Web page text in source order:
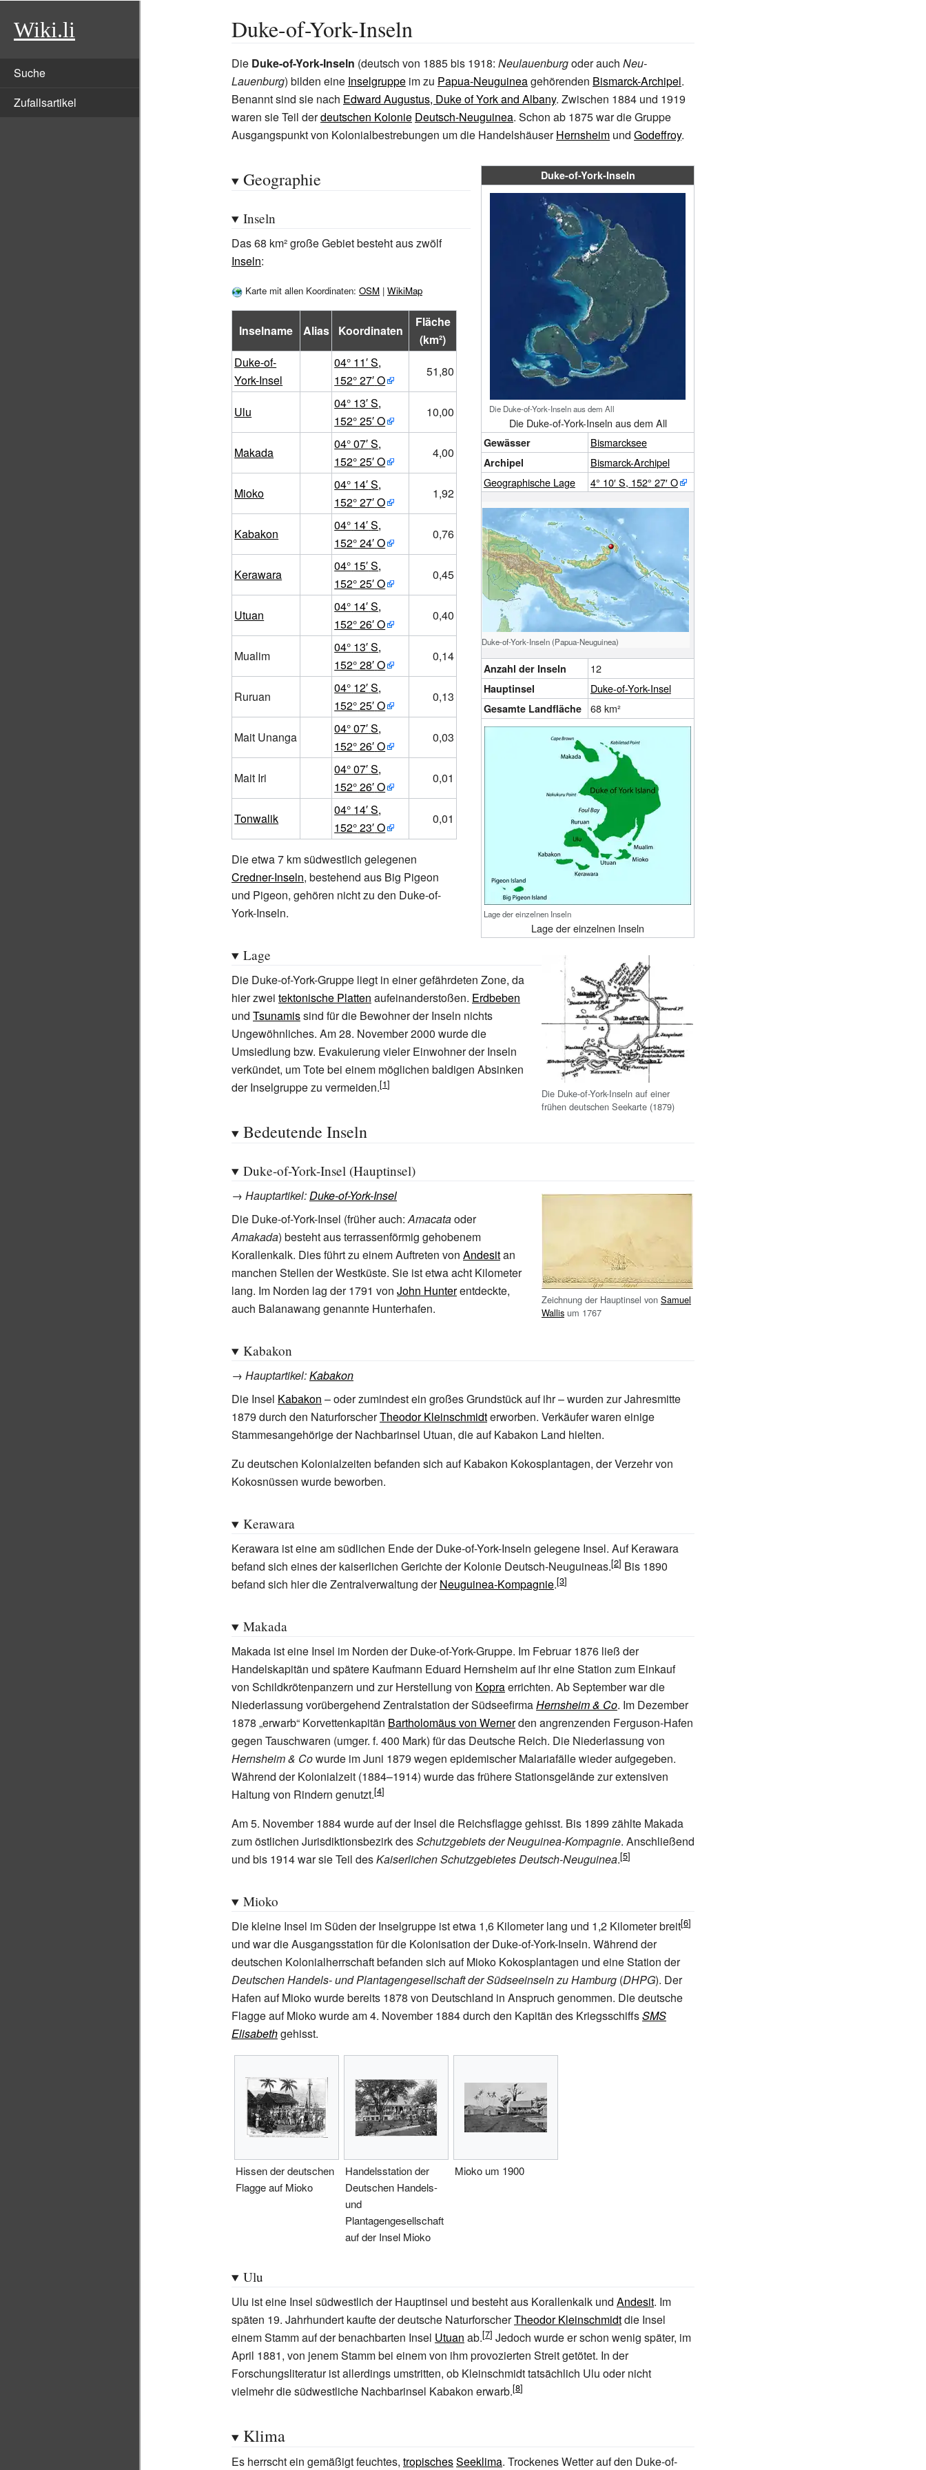
Wiki.li
Suche
Zufallsartikel
Duke-of-York-Inseln
Die Duke-of-York-Inseln (deutsch von 1885 bis 1918: Neulauenburgoder auch Neu-
Lauenburg) bilden eine Inselgruppe im zu Papua-Neuguineagehörenden Bismarck-Archipel.
Benannt sind sie nach Edward Augustus, Duke of York and Albany. Zwischen 1884 und 1919
waren sie Teil derdeutschen Kolonie Deutsch-Neuguinea. Schon ab 1875 war die Gruppe
Ausgangspunkt von Kolonialbestrebungen um die HandelshäuserHernsheim und Godeffroy.
Duke-of-York-Inseln
Die Duke-of-York-Inseln aus dem All
Die Duke-of-York-Inseln aus dem All
Gewässer Bismarcksee
Archipel
Bismarck-Archipel
Geographische Lage 4° 10′S, 152° 27′O
Duke-of-York-Inseln (Papua-Neuguinea)
Anzahl der Inseln 12
Hauptinsel Duke-of-York-Insel
Gesamte Landfläche 68km²
Lage der einzelnen Inseln
Lage der einzelnen Inseln
Geographie
Inseln
Die Duke-of-York-Inseln auf einer
frühen deutschen Seekarte (1879)
Das 68 km² große Gebiet besteht aus zwölf
Inseln:
Karte mit allen Koordinaten: OSM | WikiMap
Inselname Alias Koordinaten
Fläche
(km²)
Duke-of-
York-Insel
04° 11′S,
152°27′O
51,80
Ulu
04° 13′S,
152°25′O
10,00
Makada
04°07′S,
152°25′O
4,00
Mioko
04° 14′S,
152°27′O
1,92
Kabakon
04° 14′S,
152°24′O
0,76
Kerawara
04° 15′S,
152°25′O
0,45
Utuan
04° 14′S,
152°26′O
0,40
Mualim
04° 13′S,
152°28′O
0,14
Ruruan
04° 12′S,
152°25′O
0,13
Mait Unanga
04°07′S,
152°26′O
0,03
Mait Iri
04°07′S,
152°26′O
0,01
Tonwalik
04° 14′S,
152°23′O
0,01
Die etwa 7 km südwestlich gelegenen
Credner-Inseln, bestehend aus Big Pigeon
und Pigeon, gehören nicht zu den Duke-of-
York-Inseln.
Lage
Die Duke-of-York-Gruppe liegt in einer gefährdeten Zone, da
hier zwei tektonische Platten aufeinanderstoßen. Erdbeben
und Tsunamissind für die Bewohner der Inseln nichts
Ungewöhnliches. Am 28. November 2000 wurde die
Umsiedlung bzw. Evakuierung vieler Einwohner der Inseln
verkündet, um Tote bei einem möglichen baldigen Absinken
der Inselgruppe zu vermeiden.
Bedeutende Inseln
Duke-of-York-Insel (Hauptinsel)
Zeichnung der Hauptinsel von Samuel
Wallis um 1767
→ Hauptartikel:Duke-of-York-Insel
Die Duke-of-York-Insel (früher auch:Amacataoder
Amakada) besteht aus terrassenförmig gehobenem
Korallenkalk. Dies führt zu einem Auftreten von Andesitan
manchen Stellen der Westküste. Sie ist etwa acht Kilometer
lang. Im Norden lag der 1791 von John Hunterentdeckte,
auch Balanawang genannte Hunterhafen.
Kabakon
→ Hauptartikel:Kabakon
Die Insel Kabakon – oder zumindest ein großes Grundstück auf ihr – wurden zur Jahresmitte
1879 durch den NaturforscherTheodor Kleinschmidterworben. Verkäufer waren einige
Stammesangehörige der Nachbarinsel Utuan, die auf Kabakon Land hielten.
Zu deutschen Kolonialzeiten befanden sich auf Kabakon Kokosplantagen, der Verzehr von
Kokosnüssen wurde beworben.
Kerawara
Kerawara ist eine am südlichen Ende der Duke-of-York-Inseln gelegene Insel. Auf Kerawara
befand sich eines der kaiserlichen Gerichte der Kolonie Deutsch-Neuguineas.
Bis 1890
befand sich hier die Zentralverwaltung derNeuguinea-Kompagnie.
Makada
Makada ist eine Insel im Norden der Duke-of-York-Gruppe. Im Februar 1876 ließ der
Handelskapitän und spätere Kaufmann Eduard Hernsheim auf ihr eine Station zum Einkauf
von Schildkrötenpanzern und zur Herstellung von Kopraerrichten. Ab September war die
Niederlassung vorübergehend Zentralstation der SüdseefirmaHernsheim & Co. Im Dezember
1878 „erwarb“ Korvettenkapitän Bartholomäus von Wernerden angrenzenden Ferguson-Hafen
gegen Tauschwaren (umger. f. 400 Mark) für das Deutsche Reich. Die Niederlassung von
Hernsheim& Cowurde im Juni 1879 wegen epidemischer Malariafälle wieder aufgegeben.
Während der Kolonialzeit (1884–1914) wurde das frühere Stationsgelände zur extensiven
Haltung von Rindern genutzt.
Am 5. November 1884 wurde auf der Insel die Reichsflagge gehisst. Bis 1899 zählte Makada
zum östlichen Jurisdiktionsbezirk desSchutzgebiets der Neuguinea-Kompagnie. Anschließend
und bis 1914 war sie Teil desKaiserlichen Schutzgebietes Deutsch-Neuguinea.
Mioko
Die kleine Insel im Süden der Inselgruppe ist etwa 1,6 Kilometer lang und 1,2 Kilometer breit
und war die Ausgangsstation für die Kolonisation der Duke-of-York-Inseln. Während der
deutschen Kolonialherrschaft befanden sich auf Mioko Kokosplantagen und eine Station der
Deutschen Handels- und Plantagengesellschaft der Südseeinseln zu Hamburg (DHPG). Der
Hafen auf Mioko wurde bereits 1878 von Deutschland in Anspruch genommen. Die deutsche
Flagge auf Mioko wurde am 4. November 1884 durch den Kapitän des KriegsschiffsSMS
Elisabethgehisst.
Hissen der deutschen
Flagge auf Mioko
Handelsstation der
Deutschen Handels-
und
Plantagengesellschaft
auf der Insel Mioko
Mioko um 1900
Ulu
Ulu ist eine Insel südwestlich der Hauptinsel und besteht aus Korallenkalk und Andesit. Im
späten 19. Jahrhundert kaufte der deutsche NaturforscherTheodor Kleinschmidtdie Insel
einem Stamm auf der benachbarten Insel Utuan ab.
Jedoch wurde er schon wenig später, im
April 1881, von jenem Stamm bei einem von ihm provozierten Streit getötet. In der
Forschungsliteratur ist allerdings umstritten, ob Kleinschmidt tatsächlich Ulu oder nicht
vielmehr die südwestliche Nachbarinsel Kabakon erwarb.
Klima
Es herrscht ein gemäßigt feuchtes, tropischesSeeklima. Trockenes Wetter auf den Duke-of-